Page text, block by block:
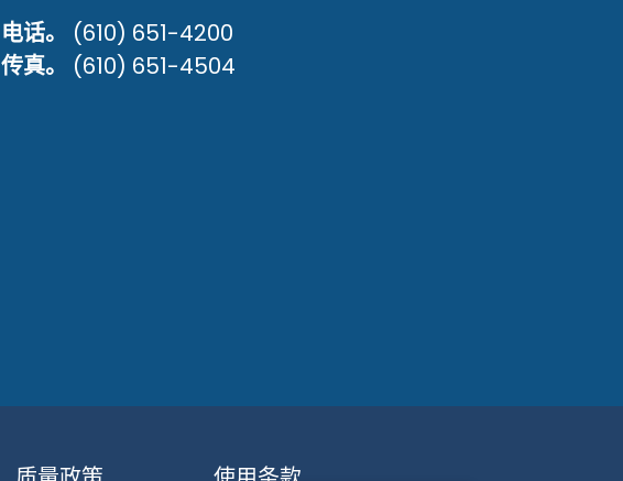
电话。
(610) 651-4200
传真。
(610) 651-4504